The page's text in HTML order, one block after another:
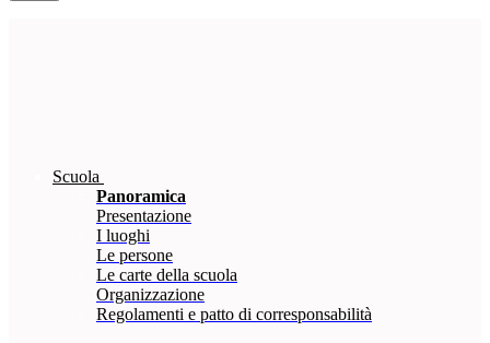
Scuola
Panoramica
Presentazione
I luoghi
Le persone
Le carte della scuola
Organizzazione
Regolamenti e patto di corresponsabilità